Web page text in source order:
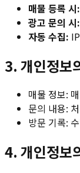
매물 등록 시:
광고 문의 시:
자동 수집:
3. 개인정보
매물 정보:
문의 내용:
방문 기록:
4. 개인정보